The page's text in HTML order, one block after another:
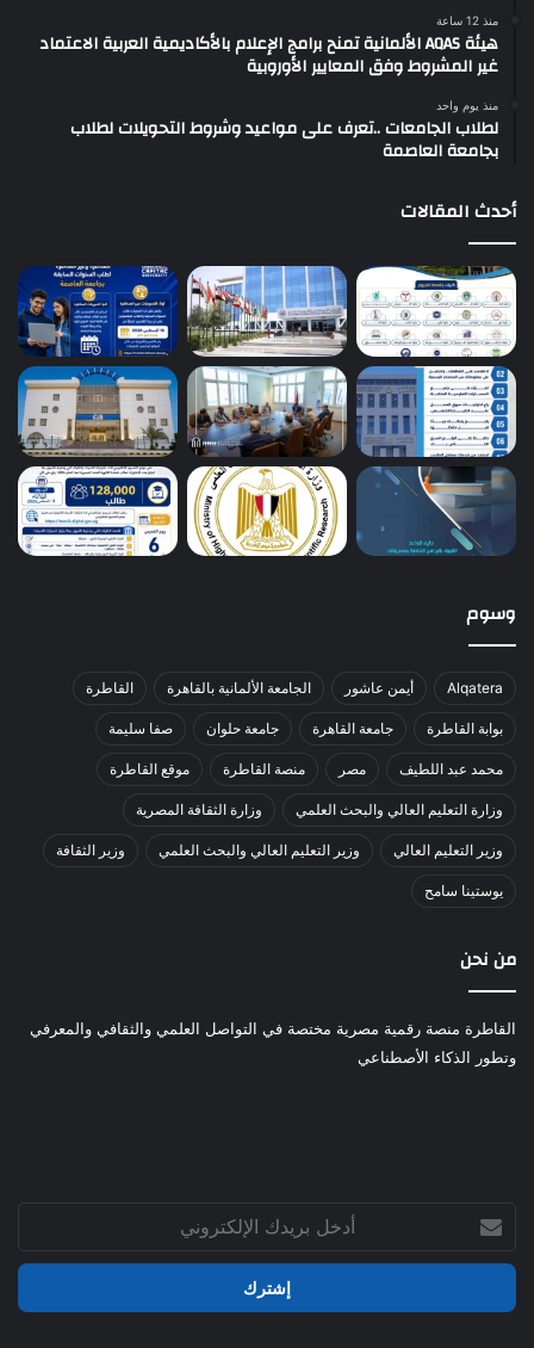
منذ 12 ساعة
هيئة AQAS الألمانية تمنح برامج الإعلام بالأكاديمية العربية الاعتماد
غير المشروط وفق المعايير الأوروبية
منذ يوم واحد
لطلاب الجامعات ..تعرف على مواعيد وشروط التحويلات لطلاب
بجامعة العاصمة
أحدث المقالات
وسوم
Alqatera أيمن عاشور الجامعة الألمانية بالقاهرة القاطرة
بوابة القاطرة جامعة القاهرة جامعة حلوان صفا سليمة
محمد عبد اللطيف مصر منصة القاطرة موقع القاطرة
وزارة التعليم العالي والبحث العلمي وزارة الثقافة المصرية
وزير التعليم العالي وزير التعليم العالي والبحث العلمي وزير الثقافة
يوستينا سامح
من نحن
القاطرة منصة رقمية مصرية مختصة في التواصل العلمي والثقافي والمعرفي
وتطور الذكاء الأصطناعي
بريدك
الإلكتروني